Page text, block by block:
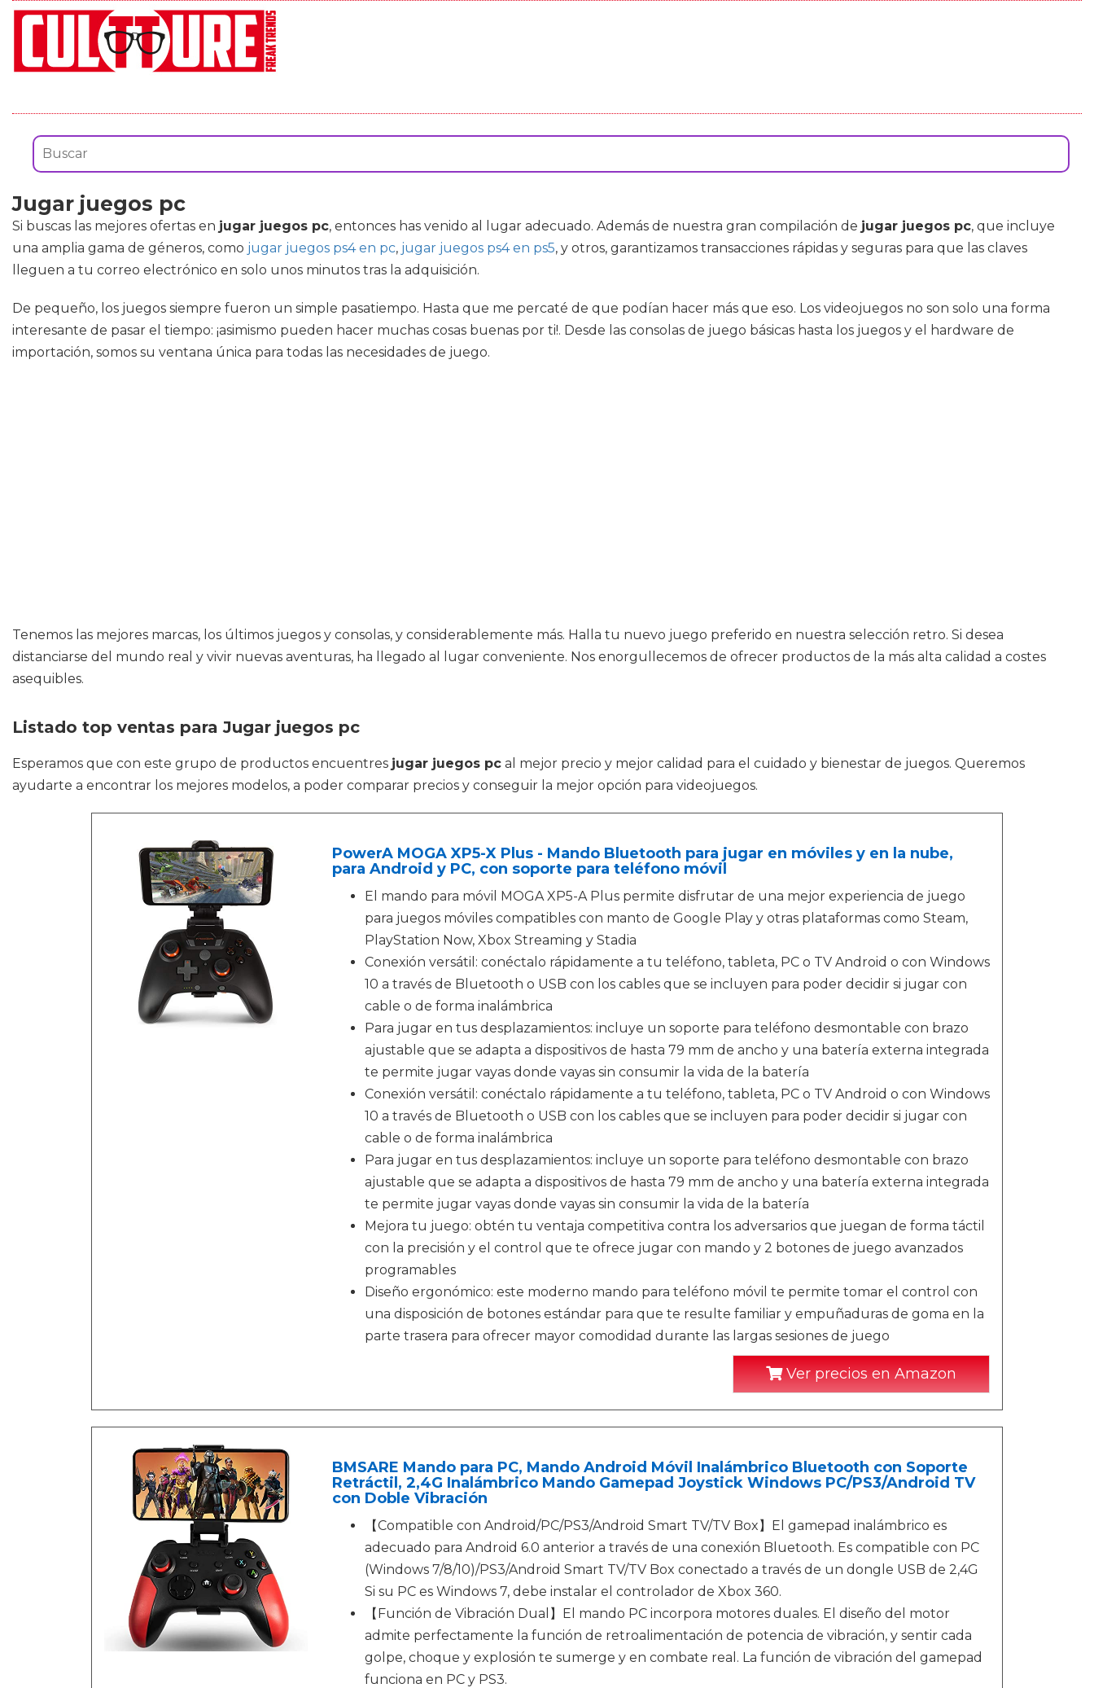
Jugar juegos pc
Si buscas las mejores ofertas en jugar juegos pc, entonces has venido al lugar adecuado. Además de nuestra gran compilación de jugar juegos pc, que incluye
una amplia gama de géneros, como jugar juegos ps4 en pc, jugar juegos ps4 en ps5, y otros, garantizamos transacciones rápidas y seguras para que las claves
lleguen a tu correo electrónico en solo unos minutos tras la adquisición.
De pequeño, los juegos siempre fueron un simple pasatiempo. Hasta que me percaté de que podían hacer más que eso. Los videojuegos no son solo una forma
interesante de pasar el tiempo: ¡asimismo pueden hacer muchas cosas buenas por ti!. Desde las consolas de juego básicas hasta los juegos y el hardware de
importación, somos su ventana única para todas las necesidades de juego.
Tenemos las mejores marcas, los últimos juegos y consolas, y considerablemente más. Halla tu nuevo juego preferido en nuestra selección retro. Si desea
distanciarse del mundo real y vivir nuevas aventuras, ha llegado al lugar conveniente. Nos enorgullecemos de ofrecer productos de la más alta calidad a costes
asequibles.
Listado top ventas para Jugar juegos pc
Esperamos que con este grupo de productos encuentres jugar juegos pc al mejor precio y mejor calidad para el cuidado y bienestar de juegos. Queremos
ayudarte a encontrar los mejores modelos, a poder comparar precios y conseguir la mejor opción para videojuegos.
PowerA MOGA XP5-X Plus - Mando Bluetooth para jugar en móviles y en la nube,
para Android y PC, con soporte para teléfono móvil
El mando para móvil MOGA XP5-A Plus permite disfrutar de una mejor experiencia de juego
para juegos móviles compatibles con manto de Google Play y otras plataformas como Steam,
PlayStation Now, Xbox Streaming y Stadia
Conexión versátil: conéctalo rápidamente a tu teléfono, tableta, PC o TV Android o con Windows
10 a través de Bluetooth o USB con los cables que se incluyen para poder decidir si jugar con
cable o de forma inalámbrica
Para jugar en tus desplazamientos: incluye un soporte para teléfono desmontable con brazo
ajustable que se adapta a dispositivos de hasta 79 mm de ancho y una batería externa integrada
te permite jugar vayas donde vayas sin consumir la vida de la batería
Conexión versátil: conéctalo rápidamente a tu teléfono, tableta, PC o TV Android o con Windows
10 a través de Bluetooth o USB con los cables que se incluyen para poder decidir si jugar con
cable o de forma inalámbrica
Para jugar en tus desplazamientos: incluye un soporte para teléfono desmontable con brazo
ajustable que se adapta a dispositivos de hasta 79 mm de ancho y una batería externa integrada
te permite jugar vayas donde vayas sin consumir la vida de la batería
Mejora tu juego: obtén tu ventaja competitiva contra los adversarios que juegan de forma táctil
con la precisión y el control que te ofrece jugar con mando y 2 botones de juego avanzados
programables
Diseño ergonómico: este moderno mando para teléfono móvil te permite tomar el control con
una disposición de botones estándar para que te resulte familiar y empuñaduras de goma en la
parte trasera para ofrecer mayor comodidad durante las largas sesiones de juego
Ver precios en Amazon
BMSARE Mando para PC, Mando Android Móvil Inalámbrico Bluetooth con Soporte
Retráctil, 2,4G Inalámbrico Mando Gamepad Joystick Windows PC/PS3/Android TV
con Doble Vibración
【Compatible con Android/PC/PS3/Android Smart TV/TV Box】El gamepad inalámbrico es
adecuado para Android 6.0 anterior a través de una conexión Bluetooth. Es compatible con PC
(Windows 7/8/10)/PS3/Android Smart TV/TV Box conectado a través de un dongle USB de 2,4G
Si su PC es Windows 7, debe instalar el controlador de Xbox 360.
【Función de Vibración Dual】El mando PC incorpora motores duales. El diseño del motor
admite perfectamente la función de retroalimentación de potencia de vibración, y sentir cada
golpe, choque y explosión te sumerge y en combate real. La función de vibración del gamepad
funciona en PC y PS3.